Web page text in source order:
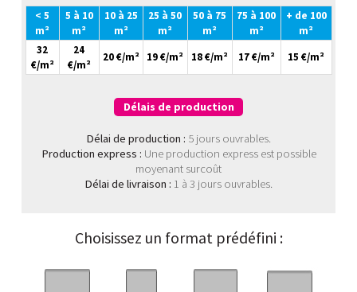
< 5
m²
5 à 10
m²
10 à 25
m²
25 à 50
m²
50 à 75
m²
75 à 100
m²
+ de 100
m²
32
€/m²
24
€/m²
20 €/m² 19 €/m² 18 €/m² 17 €/m² 15 €/m²
Délais de production
Délai de production : 5 jours ouvrables.
Production express : Une production express est possible
moyenant surcoût
Délai de livraison : 1 à 3 jours ouvrables.
Choisissez un format prédéfini :